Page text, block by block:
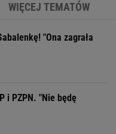
WIĘCEJ TEMATÓW
"Ona zagrała
i PZPN. "Nie będę